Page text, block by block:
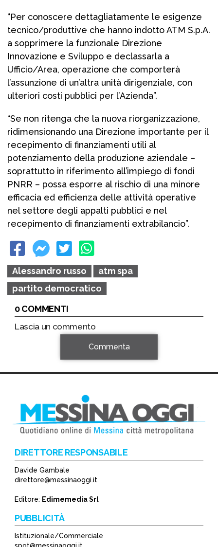
“Per conoscere dettagliatamente le esigenze
tecnico/produttive che hanno indotto ATM S.p.A.
a sopprimere la funzionale Direzione
Innovazione e Sviluppo e declassarla a
Ufficio/Area, operazione che comporterà
l’assunzione di un’altra unità dirigenziale, con
ulteriori costi pubblici per l’Azienda”.
“Se non ritenga che la nuova riorganizzazione,
ridimensionando una Direzione importante per il
recepimento di finanziamenti utili al
potenziamento della produzione aziendale –
soprattutto in riferimento all’impiego di fondi
PNRR – possa esporre al rischio di una minore
efficacia ed efficienza delle attività operative
nel settore degli appalti pubblici e nel
recepimento di finanziamenti extrabilancio”.
Alessandro russo
atm spa
partito democratico
0 COMMENTI
Lascia un commento
*
Commenta
DIRETTORE RESPONSABILE
Davide Gambale
direttore@messinaoggi.it
Editore: Edimemedia Srl
PUBBLICITÀ
Istituzionale/Commerciale
spot@messinaoggi.it